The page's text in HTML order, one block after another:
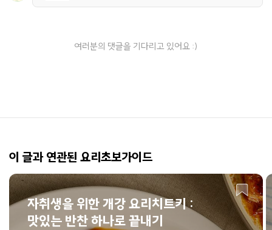
여러분의 댓글을 기다리고 있어요 :)
이 글과 연관된 요리초보가이드
자취생을 위한 개강 요리치트키 :
맛있는 반찬 하나로 끝내기